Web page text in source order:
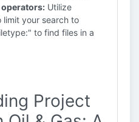
operators: Utilize
your search to
to find files in a
Project